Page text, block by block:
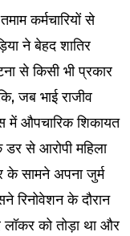
कर्मचारियों से
ने बेहद शातिर
से किसी भी प्रकार
जब भाई राजीव
में औपचारिक शिकायत
से आरोपी महिला
के सामने अपना जुर्म
रिनोवेशन के दौरान
लॉकर को तोड़ा था और